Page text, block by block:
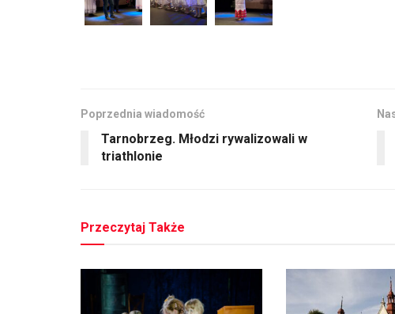
Poprzednia wiadomość
Tarnobrzeg. Młodzi rywalizowali w
triathlonie
Przeczytaj Także